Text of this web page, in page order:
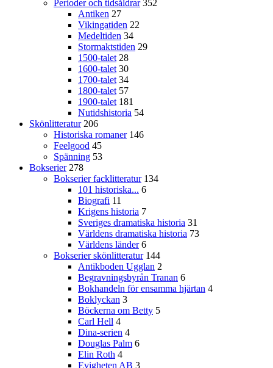
Perioder och tidsåldrar 352
Antiken 27
Vikingatiden 22
Medeltiden 34
Stormaktstiden 29
1500-talet 28
1600-talet 30
1700-talet 34
1800-talet 57
1900-talet 181
Nutidshistoria 54
Skönlitteratur 206
Historiska romaner 146
Feelgood 45
Spänning 53
Bokserier 278
Bokserier facklitteratur 134
101 historiska... 6
Biografi 11
Krigens historia 7
Sveriges dramatiska historia 31
Världens dramatiska historia 73
Världens länder 6
Bokserier skönlitteratur 144
Antikboden Ugglan 2
Begravningsbyrån Tranan 6
Bokhandeln för ensamma hjärtan 4
Boklyckan 3
Böckerna om Betty 5
Carl Hell 4
Dina-serien 4
Douglas Palm 6
Elin Roth 4
Evigheten AB 3